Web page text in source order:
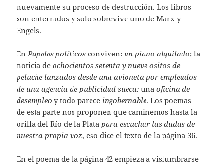
nuevamente su proceso de destrucción. Los libros
son enterrados y solo sobrevive uno de Marx y
Engels.
EnPapeles políticos conviven: un piano alquilado; la
noticia deochocientos setenta y nueve ositos de
peluche lanzados desde una avioneta por empleados
de una agencia de publicidad sueca; unaoficina de
desempleo y todo parece ingobernable. Los poemas
de esta parte nos proponen que caminemos hasta la
orilla del Río de la Platapara escuchar las dudas de
nuestra propia voz, eso dice el texto de la página 36.
En el poema de la página 42 empieza a vislumbrarse